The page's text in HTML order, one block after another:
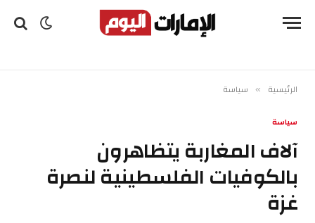
الرئيسية » سياسة
سياسة
آلاف المغاربة يتظاهرون
بالكوفيات الفلسطينية لنصرة
غزة